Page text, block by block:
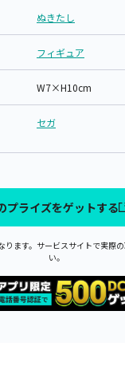
ぬきたし
フィギュア
W7×H10cm
セガ
プライズをゲットする
ます。サービスサイトで実際
い。